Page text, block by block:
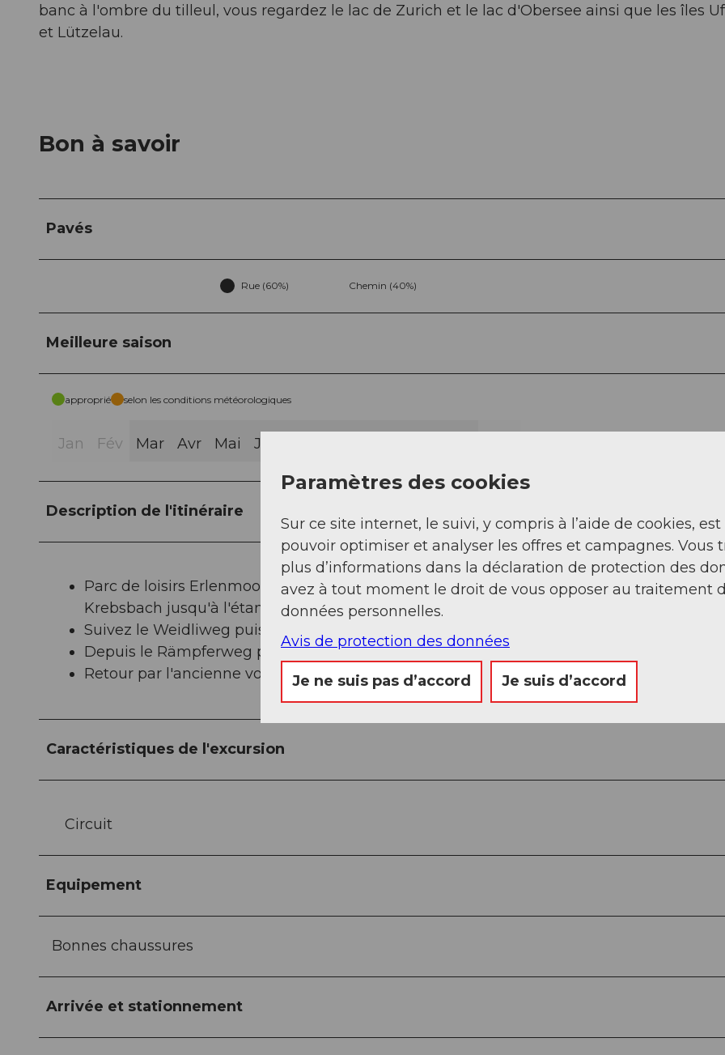
banc à l'ombre du tilleul, vous regardez le lac de Zurich et le lac d'Obersee ainsi que les îles
et Lützelau.
Bon à savoir
Pavés
Rue (60%) Chemin (40%)
Meilleure saison
approprié selon les conditions météorologiques
Jan Fév Mar Avr Mai Jui
Description de l'itinéraire
Parc de loisirs Erlenmoos - en passant par le club-house du tennis club - le long du
Krebsbach jusqu'à l'étang
Suivez le Weidliweg puis plus tard l'Aeschstrasse jusqu'à la chapelle Rämpfer
Depuis le Rämpferweg par un chemin herbeux jusqu'au Schmalzgruebweg
Retour par l'ancienne voie de circulation vers le parc de loisirs Erlenmoos
Caractéristiques de l'excursion
Circuit
Equipement
Bonnes chaussures
Arrivée et stationnement
Paramètres des cookies
Sur ce site internet, le suivi, y compris à l’aide de cookies,
pouvoir optimiser et analyser les offres et campagnes. Vous
plus d’informations dans la déclaration de protection des
avez à tout moment le droit de vous opposer au traitement
données personnelles.
Avis de protection des données
Je ne suis pas d’accord Je suis d’accord